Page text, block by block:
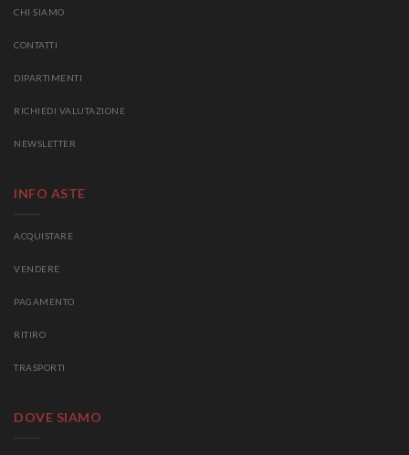
CHI SIAMO
CONTATTI
DIPARTIMENTI
RICHIEDI VALUTAZIONE
NEWSLETTER
INFO ASTE
ACQUISTARE
VENDERE
PAGAMENTO
RITIRO
TRASPORTI
DOVE SIAMO